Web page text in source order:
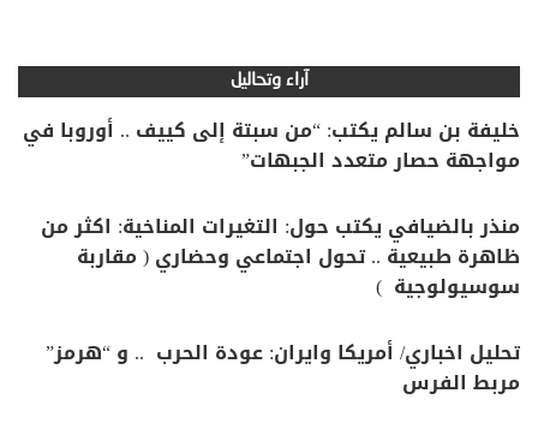
آراء وتحاليل
خليفة بن سالم يكتب: “من سبتة إلى كييف .. أوروبا في
مواجهة حصار متعدد الجبهات”
منذر بالضيافي يكتب حول: التغيرات المناخية: اكثر من
ظاهرة طبيعية .. تحول اجتماعي وحضاري ( مقاربة
سوسيولوجية )
تحليل اخباري/ أمريكا وايران: عودة الحرب .. و “هرمز”
مربط الفرس